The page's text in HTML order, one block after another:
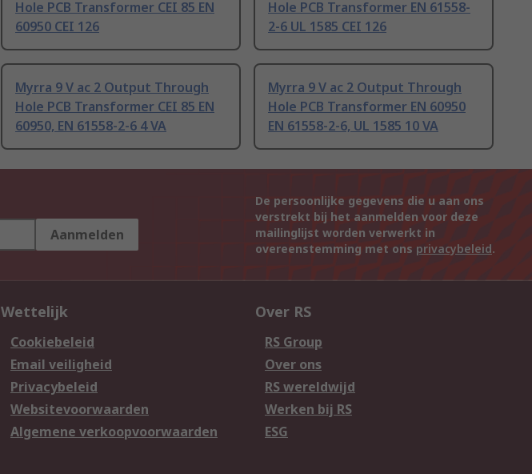
Hole PCB Transformer CEI 85 EN
60950 CEI 126
Hole PCB Transformer EN 61558-
2-6 UL 1585 CEI 126
Myrra 9 V ac 2 Output Through
Hole PCB Transformer CEI 85 EN
60950, EN 61558-2-6 4 VA
Myrra 9 V ac 2 Output Through
Hole PCB Transformer EN 60950
EN 61558-2-6, UL 1585 10 VA
Aanmelden
De persoonlijke gegevens die u aan ons
verstrekt bij het aanmelden voor deze
mailinglijst worden verwerkt in
overeenstemming met ons privacybeleid.
Wettelijk
Cookiebeleid
Email veiligheid
Privacybeleid
Websitevoorwaarden
Algemene verkoopvoorwaarden
Over RS
RS Group
Over ons
RS wereldwijd
Werken bij RS
ESG